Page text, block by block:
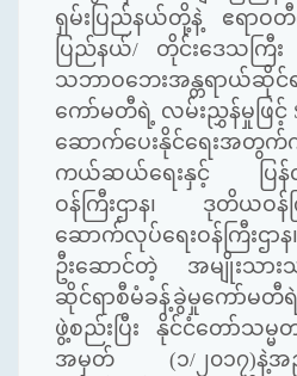
ရှမ်းပြည်နယ်တို့နဲ့ ဧရာဝ
ပြည်နယ်/ တိုင်းဒေသကြီး
သဘာဝဘေးအန္တရာယ်ဆိုင်
ကော်မတီရဲ့ လမ်းညွှန်မှုဖြင့်
ဆောက်ပေးနိုင်ရေးအ
ကယ်ဆယ်ရေးနှင့် ပြန်လည်
ဝန်ကြီးဌာန၊ ဒုတိယဝ
ဆောက်လုပ်ရေးဝန်ကြီးဌ
ဦးဆောင်တဲ့ အမျိုးသား
ဆိုင်ရာစီမံခန့်ခွဲမှုကော်မ
ဖွဲ့စည်းပြီး နိုင်ငံတော်သမ္
အမှတ် (၁/၂၀၁၇)နဲ့